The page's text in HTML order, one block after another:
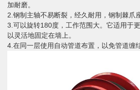
加耐磨。
2.钢制主轴不易断裂，经久耐用，钢制棘爪
3.可以旋转180度，工作范围大。它适用于
以灵活地固定在墙上。
4.在同一层使用自动管道布置，以免管道缠结